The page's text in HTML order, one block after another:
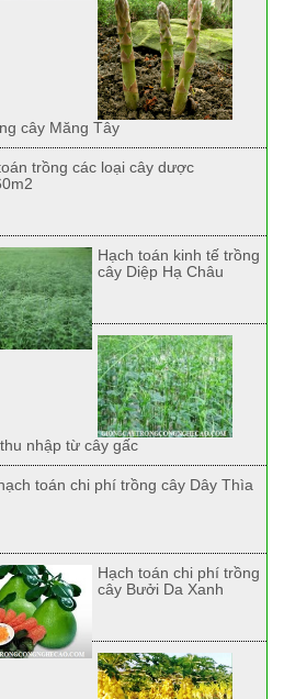
cây Măng Tây
trồng các loại cây dược
Hạch toán kinh tế trồng
cây Diệp Hạ Châu
nhập từ cây gấc
toán chi phí trồng cây Dây Thìa
Hạch toán chi phí trồng
cây Bưởi Da Xanh